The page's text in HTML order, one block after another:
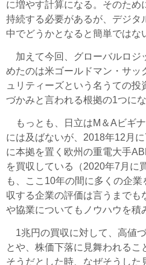
に増やす計算になる。そのため
持続する必要があるが、デジタ
中でどうかとなると簡単ではな
加えて今回、グローバルロジ
めたのは米ゴールドマン・サッ
ュリティーズという名うての
づかみと言われる根拠の1つにな
もっとも、日立はM＆Aビギ
には及ばないが、2018年12月
に本拠を置く欧州の重電大手
を買収している（2020年7月に
も、ここ10年の間に多くの企業
収する企業の評価は言うまでも
や協業についてもノウハウを積
1兆円の買収に対して、高値
とや、株価下落に見舞われるこ
そうだとした時、なぜそうした